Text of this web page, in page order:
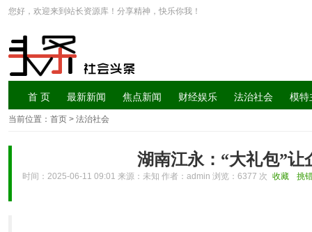
您好，欢迎来到站长资源库！分享精神，快乐你我！
首 页 最新新闻 焦点新闻 财经娱乐 法治社会 模特
当前位置： 首页 > 法治社会
湖南江永：“大礼包”
时间：2025-06-11 09:01 来源：未知 作者：admin 浏览： 6377 次 收藏 挑